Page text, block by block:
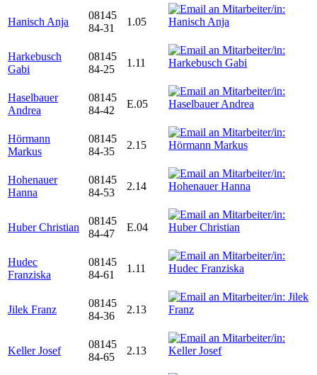
Hanisch Anja
08145
84-31
1.05
Harkebusch
Gabi
08145
84-25
1.11
Haselbauer
Andrea
08145
84-42
E.05
Hörmann
Markus
08145
84-35
2.15
Hohenauer
Hanna
08145
84-53
2.14
Huber Christian
08145
84-47
E.04
Hudec
Franziska
08145
84-61
1.11
Jilek Franz
08145
84-36
2.13
Keller Josef
08145
84-65
2.13